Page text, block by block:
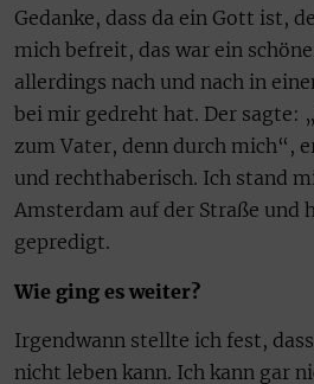
Gedanke, dass da ein Gott ist,
mich befreit, das war ein
allerdings nach und nach in
bei mir gedreht hat. Der sagte:
zum Vater, denn durch mich“,
und rechthaberisch. Ich stand
Amsterdam auf der Straße und
gepredigt.
Wie ging es weiter?
Irgendwann stellte ich fest,
nicht leben kann. Ich kann gar